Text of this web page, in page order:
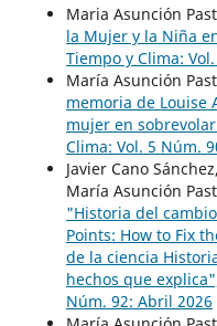
Maria Asunción
la Mujer y la Niña
Tiempo y Clima:
María Asunción
memoria de Louise
mujer en
Clima: Vol. 5 Núm.
Javier Cano
María Asunción
"Historia del
Points: How to Fix
de la ciencia
hechos que
Núm. 92: Abril 2026